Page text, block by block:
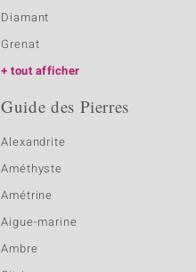
Diamant
Grenat
tout afficher
Guide des Pierres
Alexandrite
Améthyste
Amétrine
Aigue-marine
Ambre